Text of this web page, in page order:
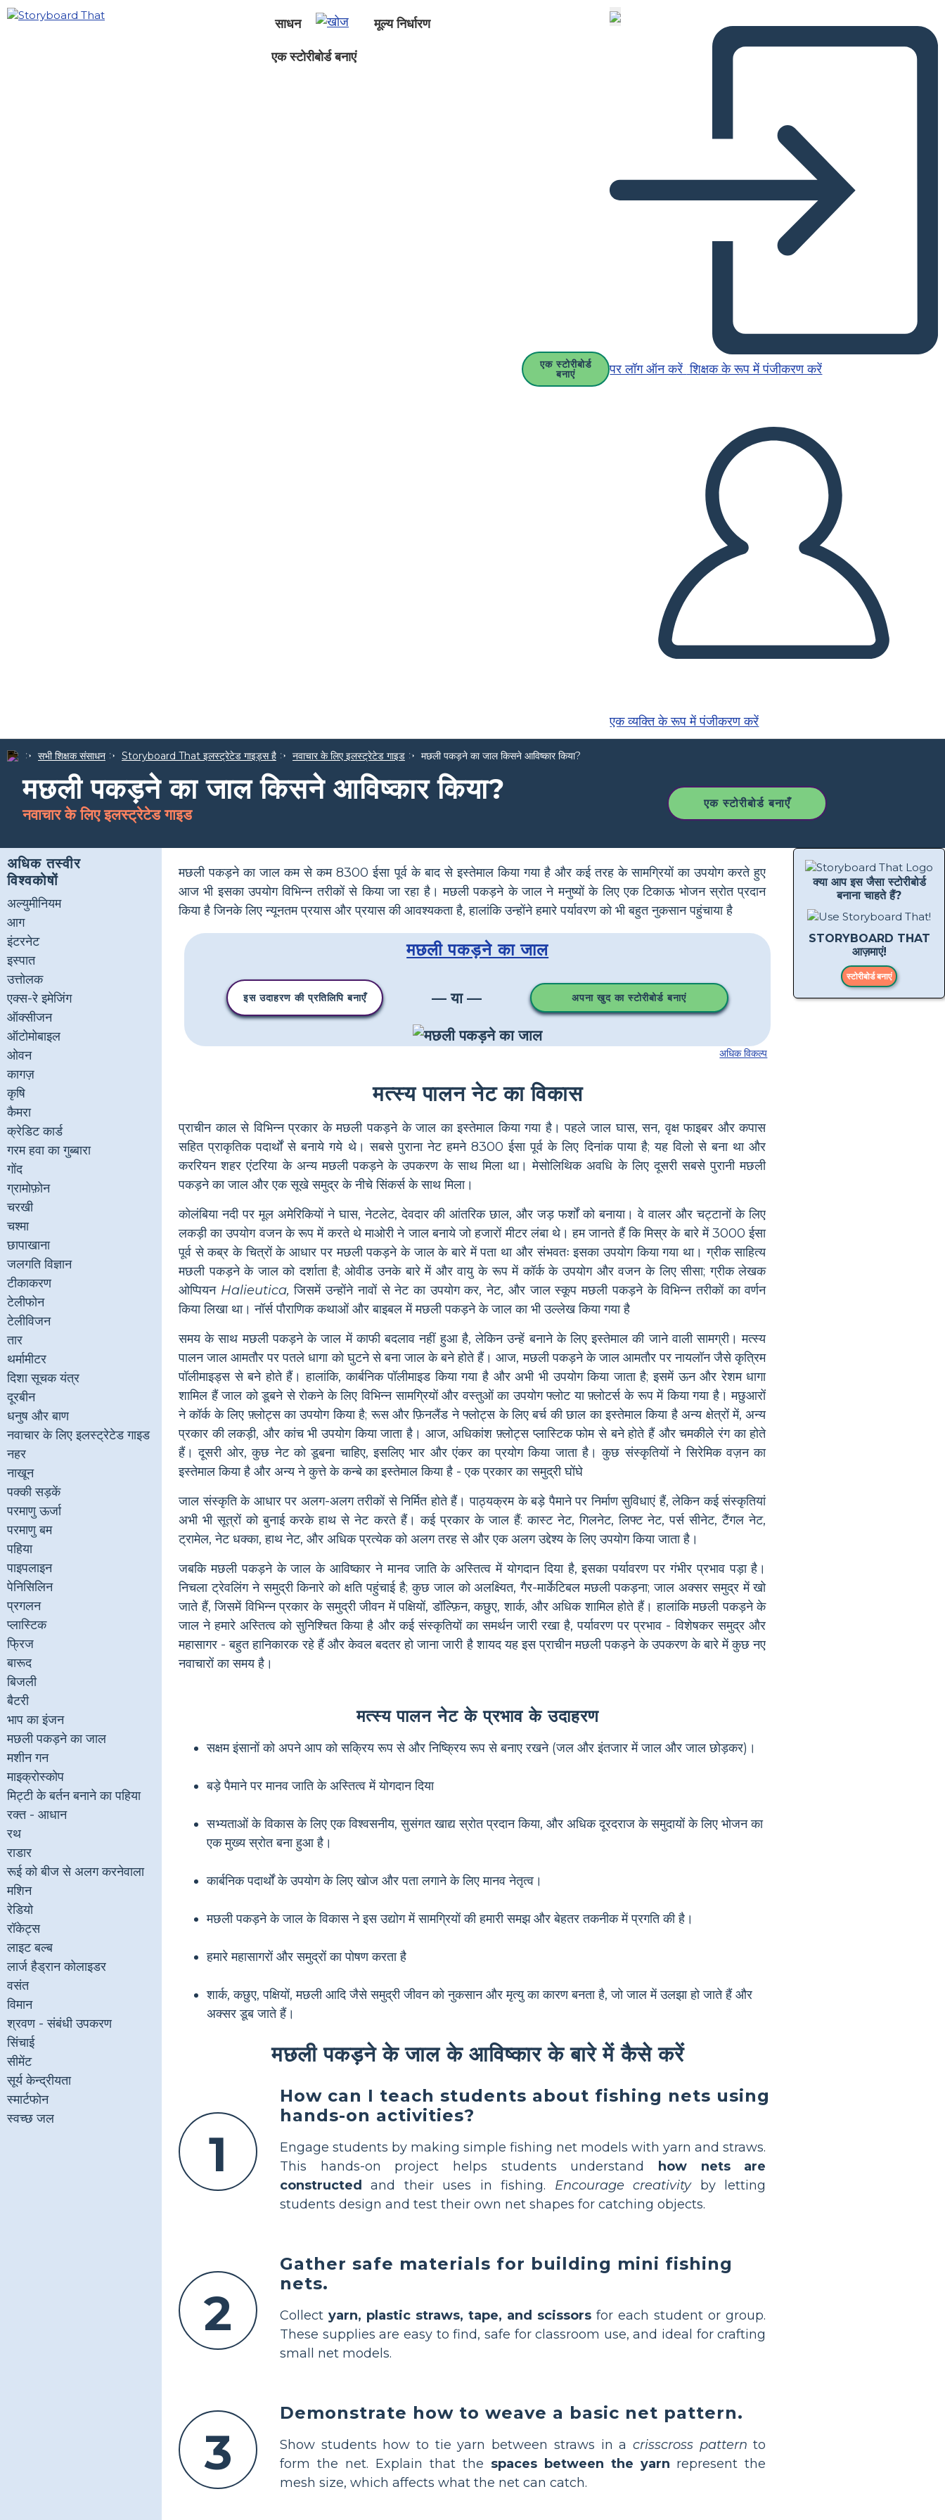
साधन मूल्य निर्धारण
एक स्टोरीबोर्ड बनाएं
एक स्टोरीबोर्ड
बनाएं पर लॉग ऑन करें शिक्षक के रूप में पंजीकरण करें
एक व्यक्ति के रूप में पंजीकरण करें
सभी शिक्षक संसाधन Storyboard That इलस्ट्रेटेड गाइड्स है नवाचार के लिए इलस्ट्रेटेड गाइड मछली पकड़ने का जाल किसने आविष्कार किया?
मछली पकड़ने का जाल किसने आविष्कार किया?
नवाचार के लिए इलस्ट्रेटेड गाइड
एक स्टोरीबोर्ड बनाएँ
अधिक तस्वीर
विश्वकोषों
अल्युमीनियम
आग
इंटरनेट
इस्पात
उत्तोलक
एक्स-रे इमेजिंग
ऑक्सीजन
ऑटोमोबाइल
ओवन
कागज़
कृषि
कैमरा
क्रेडिट कार्ड
गरम हवा का गुब्बारा
गोंद
ग्रामोफ़ोन
चरखी
चश्मा
छापाखाना
जलगति विज्ञान
टीकाकरण
टेलीफोन
टेलीविजन
तार
थर्मामीटर
दिशा सूचक यंत्र
दूरबीन
धनुष और बाण
नवाचार के लिए इलस्ट्रेटेड गाइड
नहर
नाखून
पक्की सड़कें
परमाणु ऊर्जा
परमाणु बम
पहिया
पाइपलाइन
पेनिसिलिन
प्रगलन
प्लास्टिक
फ्रिज
बारूद
बिजली
बैटरी
भाप का इंजन
मछली पकड़ने का जाल
मशीन गन
माइक्रोस्कोप
मिट्टी के बर्तन बनाने का पहिया
रक्त - आधान
रथ
राडार
रूई को बीज से अलग करनेवाला
मशिन
रेडियो
रॉकेट्स
लाइट बल्ब
लार्ज हैड्रान कोलाइडर
वसंत
विमान
श्रवण - संबंधी उपकरण
सिंचाई
सीमेंट
सूर्य केन्द्रीयता
स्मार्टफोन
स्वच्छ जल
क्या आप इस जैसा स्टोरीबोर्ड
बनाना चाहते हैं?
STORYBOARD THAT
आज़माएं!
स्टोरीबोर्ड बनाएं
मछली पकड़ने का जाल कम से कम 8300 ईसा पूर्व के बाद से इस्तेमाल किया गया है और कई तरह के सामग्रियों का उपयोग करते हुए
आज भी इसका उपयोग विभिन्न तरीकों से किया जा रहा है। मछली पकड़ने के जाल ने मनुष्यों के लिए एक टिकाऊ भोजन स्रोत प्रदान
किया है जिनके लिए न्यूनतम प्रयास और प्रयास की आवश्यकता है, हालांकि उन्होंने हमारे पर्यावरण को भी बहुत नुकसान पहुंचाया है
मछली पकड़ने का जाल
इस उदाहरण की प्रतिलिपि बनाएँ — या — अपना खुद का स्टोरीबोर्ड बनाएं
अधिक विकल्प
मत्स्य पालन नेट का विकास
प्राचीन काल से विभिन्न प्रकार के मछली पकड़ने के जाल का इस्तेमाल किया गया है। पहले जाल घास, सन, वृक्ष फाइबर और कपास
सहित प्राकृतिक पदार्थों से बनाये गये थे। सबसे पुराना नेट हमने 8300 ईसा पूर्व के लिए दिनांक पाया है; यह विलो से बना था और
कररियन शहर एंटरिया के अन्य मछली पकड़ने के उपकरण के साथ मिला था। मेसोलिथिक अवधि के लिए दूसरी सबसे पुरानी मछली
पकड़ने का जाल और एक सूखे समुद्र के नीचे सिंकर्स के साथ मिला।
कोलंबिया नदी पर मूल अमेरिकियों ने घास, नेटलेट, देवदार की आंतरिक छाल, और जड़ फर्शों को बनाया। वे वालर और चट्टानों के लिए
लकड़ी का उपयोग वजन के रूप में करते थे माओरी ने जाल बनाये जो हजारों मीटर लंबा थे। हम जानते हैं कि मिस्र के बारे में 3000 ईसा
पूर्व से कब्र के चित्रों के आधार पर मछली पकड़ने के जाल के बारे में पता था और संभवतः इसका उपयोग किया गया था। ग्रीक साहित्य
मछली पकड़ने के जाल को दर्शाता है; ओवीड उनके बारे में और वायु के रूप में कॉर्क के उपयोग और वजन के लिए सीसा; ग्रीक लेखक
ओप्पियन Halieutica, जिसमें उन्होंने नावों से नेट का उपयोग कर, नेट, और जाल स्कूप मछली पकड़ने के विभिन्न तरीकों का वर्णन
किया लिखा था। नॉर्स पौराणिक कथाओं और बाइबल में मछली पकड़ने के जाल का भी उल्लेख किया गया है
समय के साथ मछली पकड़ने के जाल में काफी बदलाव नहीं हुआ है, लेकिन उन्हें बनाने के लिए इस्तेमाल की जाने वाली सामग्री। मत्स्य
पालन जाल आमतौर पर पतले धागा को घुटने से बना जाल के बने होते हैं। आज, मछली पकड़ने के जाल आमतौर पर नायलॉन जैसे कृत्रिम
पॉलीमाइड्स से बने होते हैं। हालांकि, कार्बनिक पॉलीमाइड किया गया है और अभी भी उपयोग किया जाता है; इसमें ऊन और रेशम धागा
शामिल हैं जाल को डूबने से रोकने के लिए विभिन्न सामग्रियों और वस्तुओं का उपयोग फ्लोट या फ़्लोटर्स के रूप में किया गया है। मछुआरों
ने कॉर्क के लिए फ़्लोट्स का उपयोग किया है; रूस और फ़िनलैंड ने फ्लोट्स के लिए बर्च की छाल का इस्तेमाल किया है अन्य क्षेत्रों में, अन्य
प्रकार की लकड़ी, और कांच भी उपयोग किया जाता है। आज, अधिकांश फ़्लोट्स प्लास्टिक फोम से बने होते हैं और चमकीले रंग का होते
हैं। दूसरी ओर, कुछ नेट को डूबना चाहिए, इसलिए भार और एंकर का प्रयोग किया जाता है। कुछ संस्कृतियों ने सिरेमिक वज़न का
इस्तेमाल किया है और अन्य ने कुत्ते के कन्बे का इस्तेमाल किया है - एक प्रकार का समुद्री घोंघे
जाल संस्कृति के आधार पर अलग-अलग तरीकों से निर्मित होते हैं। पाठ्यक्रम के बड़े पैमाने पर निर्माण सुविधाएं हैं, लेकिन कई संस्कृतियां
अभी भी सूत्रों को बुनाई करके हाथ से नेट करते हैं। कई प्रकार के जाल हैं: कास्ट नेट, गिलनेट, लिफ्ट नेट, पर्स सीनेट, टैंगल नेट,
ट्रामेल, नेट धक्का, हाथ नेट, और अधिक प्रत्येक को अलग तरह से और एक अलग उद्देश्य के लिए उपयोग किया जाता है।
जबकि मछली पकड़ने के जाल के आविष्कार ने मानव जाति के अस्तित्व में योगदान दिया है, इसका पर्यावरण पर गंभीर प्रभाव पड़ा है।
निचला ट्रेवलिंग ने समुद्री किनारे को क्षति पहुंचाई है; कुछ जाल को अलक्ष्यित, गैर-मार्केटिबल मछली पकड़ना; जाल अक्सर समुद्र में खो
जाते हैं, जिसमें विभिन्न प्रकार के समुद्री जीवन में पक्षियों, डॉल्फ़िन, कछुए, शार्क, और अधिक शामिल होते हैं। हालांकि मछली पकड़ने के
जाल ने हमारे अस्तित्व को सुनिश्चित किया है और कई संस्कृतियों का समर्थन जारी रखा है, पर्यावरण पर प्रभाव - विशेषकर समुद्र और
महासागर - बहुत हानिकारक रहे हैं और केवल बदतर हो जाना जारी है शायद यह इस प्राचीन मछली पकड़ने के उपकरण के बारे में कुछ नए
नवाचारों का समय है।
मत्स्य पालन नेट के प्रभाव के उदाहरण
सक्षम इंसानों को अपने आप को सक्रिय रूप से और निष्क्रिय रूप से बनाए रखने (जल और इंतजार में जाल और जाल छोड़कर)।
बड़े पैमाने पर मानव जाति के अस्तित्व में योगदान दिया
सभ्यताओं के विकास के लिए एक विश्वसनीय, सुसंगत खाद्य स्रोत प्रदान किया, और अधिक दूरदराज के समुदायों के लिए भोजन का
एक मुख्य स्रोत बना हुआ है।
कार्बनिक पदार्थों के उपयोग के लिए खोज और पता लगाने के लिए मानव नेतृत्व।
मछली पकड़ने के जाल के विकास ने इस उद्योग में सामग्रियों की हमारी समझ और बेहतर तकनीक में प्रगति की है।
हमारे महासागरों और समुद्रों का पोषण करता है
शार्क, कछुए, पक्षियों, मछली आदि जैसे समुद्री जीवन को नुकसान और मृत्यु का कारण बनता है, जो जाल में उलझा हो जाते हैं और
अक्सर डूब जाते हैं।
मछली पकड़ने के जाल के आविष्कार के बारे में कैसे करें
1
How can I teach students about fishing nets using
hands-on activities?
Engage students by making simple fishing net models with yarn and straws.
This hands-on project helps students understand
how nets are
constructed
and their uses in fishing. Encourage creativityby letting
students design and test their own net shapes for catching objects.
2
Gather safe materials for building mini fishing
nets.
Collectyarn, plastic straws, tape, and scissors for each student or group.
These supplies are easy to find, safe for classroom use, and ideal for crafting
small net models.
3
Demonstrate how to weave a basic net pattern.
Show students how to tie yarn between straws in a crisscross pattern to
form the net. Explain that the spaces between the yarn represent the
mesh size, which affects what the net can catch.